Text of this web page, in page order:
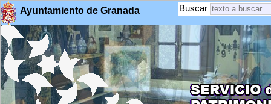
Ayuntamiento de Granada Buscar